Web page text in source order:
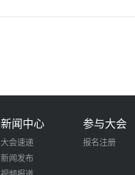
新闻中心
大会速递
新闻发布
参与大会
报名注册